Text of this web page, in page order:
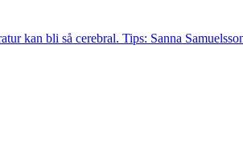
kan bli så cerebral. Tips: Sanna